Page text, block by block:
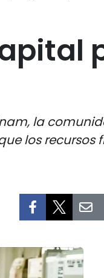
la
los recursos